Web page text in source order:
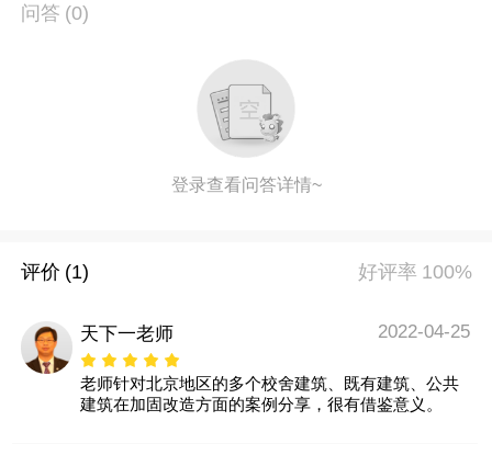
问答 (0)
登录查看问答详情~
评价 (1) 好评率 100%
天下一老师 2022-04-25
老师针对北京地区的多个校舍建筑、既有建筑、公共
建筑在加固改造方面的案例分享，很有借鉴意义。